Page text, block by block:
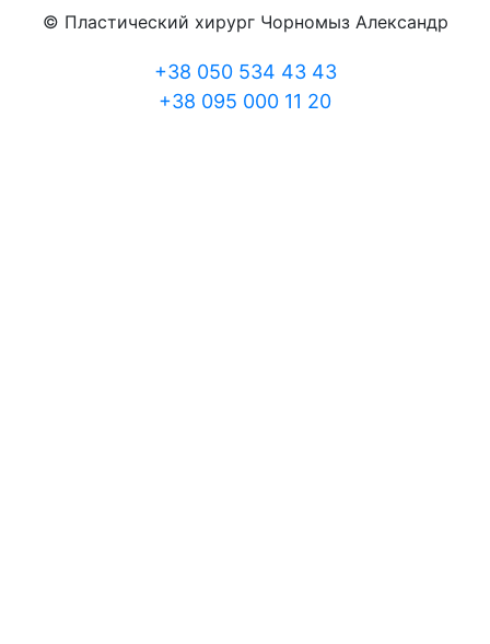
© Пластический хирург Чорномыз Александр
+38 050 534 43 43
+38 095 000 11 20